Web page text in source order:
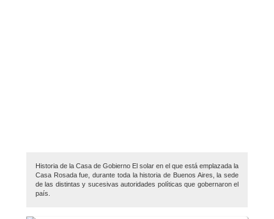
Historia de la Casa de Gobierno El solar en el que está emplazada la
Casa Rosada fue, durante toda la historia de Buenos Aires, la sede
de las distintas y sucesivas autoridades políticas que gobernaron el
país.